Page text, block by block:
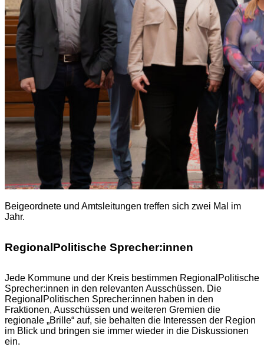
Beigeordnete und Amtsleitungen treffen sich zwei Mal im
Jahr.
RegionalPolitische Sprecher:innen
Jede Kommune und der Kreis bestimmen RegionalPolitische
Sprecher:innen in den relevanten Ausschüssen. Die
RegionalPolitischen Sprecher:innen haben in den
Fraktionen, Ausschüssen und weiteren Gremien die
regionale „Brille“ auf, sie behalten die Interessen der Region
im Blick und bringen sie immer wieder in die Diskussionen
ein.